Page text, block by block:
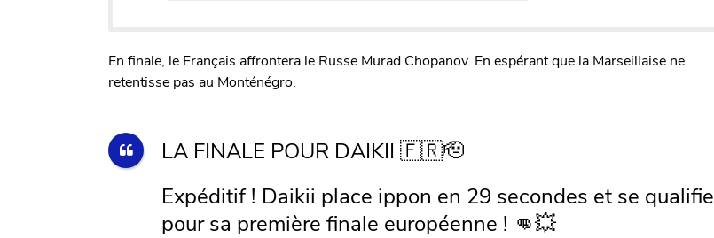
En finale, le Français affrontera le Russe Murad Chopanov. En espérant que la Marseillaise ne
retentisse pas au Monténégro.
LA FINALE POUR DAIKII 🇫🇷🫡
Expéditif ! Daikii place ippon en 29 secondes et se qualifie
pour sa première finale européenne ! 👊💥